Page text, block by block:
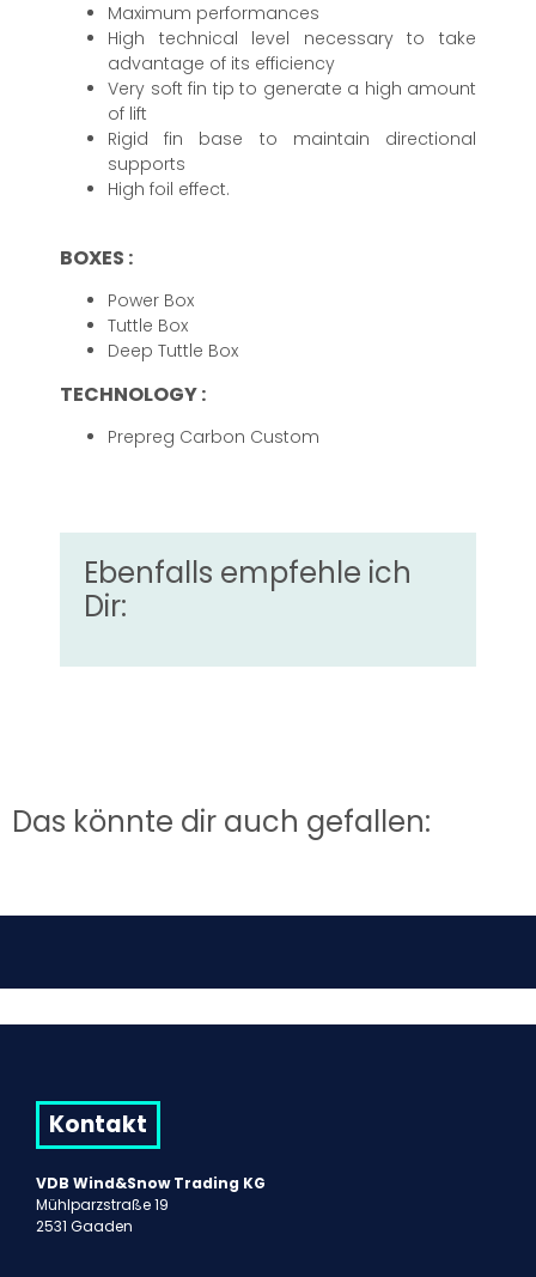
Maximum performances
High technical level necessary to take
advantage of its efficiency
Very soft fin tip to generate a high amount
of lift
Rigid fin base to maintain directional
supports
High foil effect.
BOXES :
Power Box
Tuttle Box
Deep Tuttle Box
TECHNOLOGY :
Prepreg Carbon Custom
Ebenfalls empfehle ich
Dir:
Das könnte dir auch gefallen:
Kontakt
VDB Wind&Snow Trading KG
Mühlparzstraße 19
2531 Gaaden